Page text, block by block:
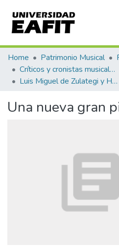
Communities & Collections
All of DSpace
Home Patrimonio Musical
Críticos y cronistas musicales
Luis Miguel de Zulategi y Huarte
Una nueva gran